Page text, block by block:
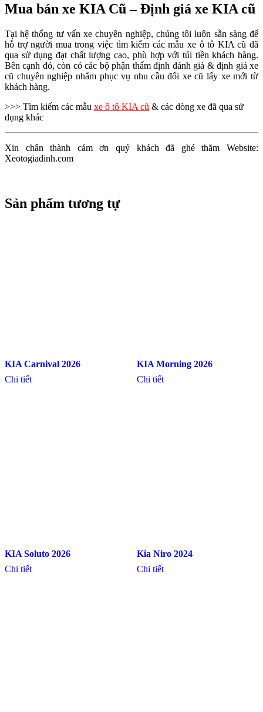
Mua bán xe KIA Cũ – Định giá xe KIA cũ
Tại hệ thống tư vấn xe chuyên nghiệp, chúng tôi luôn sẵn sàng để
hỗ trợ người mua trong việc tìm kiếm các mẫu xe ô tô KIA cũ đã
qua sử dụng đạt chất lượng cao, phù hợp với túi tiền khách hàng.
Bên cạnh đó, còn có các bộ phận thẩm định đánh giá & định giá xe
cũ chuyên nghiệp nhằm phục vụ nhu cầu đổi xe cũ lấy xe mới từ
khách hàng.
>>> Tìm kiếm các mẫu xe ô tô KIA cũ & các dòng xe đã qua sử
dụng khác
Xin chân thành cảm ơn quý khách đã ghé thăm Website:
Xeotogiadinh.com
Sản phẩm tương tự
KIA Carnival 2026
Chi tiết
KIA Morning 2026
Chi tiết
KIA Soluto 2026
Chi tiết
Kia Niro 2024
Chi tiết